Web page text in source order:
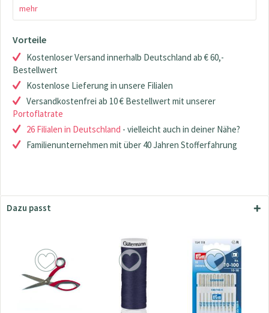
mehr
Vorteile
Kostenloser Versand innerhalb Deutschland ab € 60,-
Bestellwert
Kostenlose Lieferung in unsere Filialen
Versandkostenfrei ab 10 € Bestellwert mit unserer
Portoflatrate
26 Filialen in Deutschland - vielleicht auch in deiner Nähe?
Familienunternehmen mit über 40 Jahren Stofferfahrung
Dazu passt